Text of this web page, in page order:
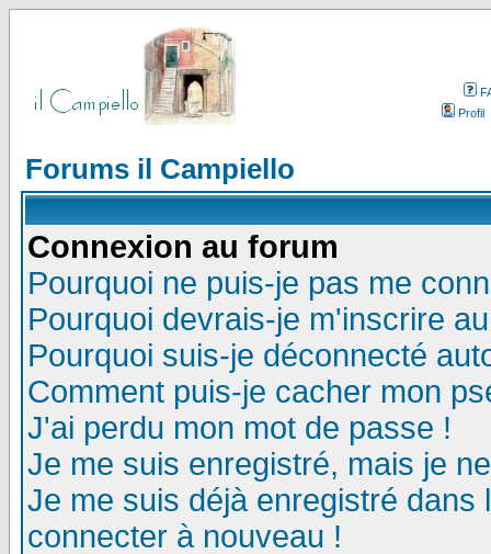
Profil
Forums il Campiello
Connexion au forum
Pourquoi ne puis-je pas me
Pourquoi devrais-je m'inscrire
Pourquoi suis-je déconnecté
Comment puis-je cacher mon
J'ai perdu mon mot de passe !
Je me suis enregistré, mais je
Je me suis déjà enregistré
connecter à nouveau !